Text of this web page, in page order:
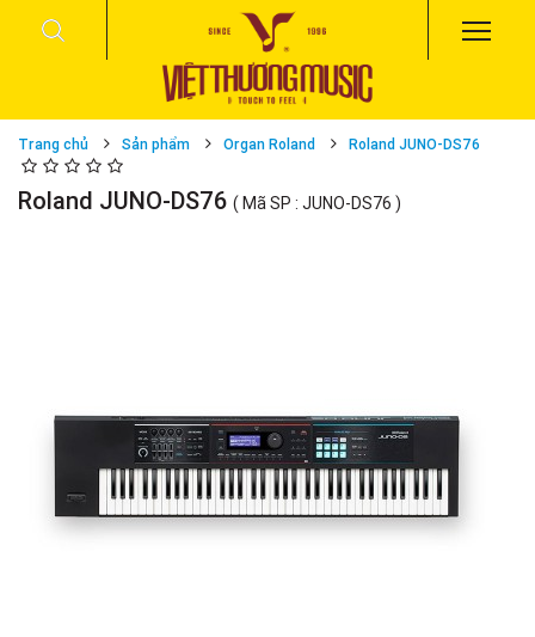
Trang chủ Sản phẩm Organ Roland Roland JUNO-DS76
Roland JUNO-DS76 ( Mã SP : JUNO-DS76 )